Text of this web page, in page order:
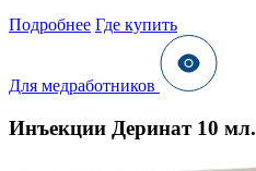
Подробнее Где купить
Для медработников
Инъекции Деринат 10 мл.